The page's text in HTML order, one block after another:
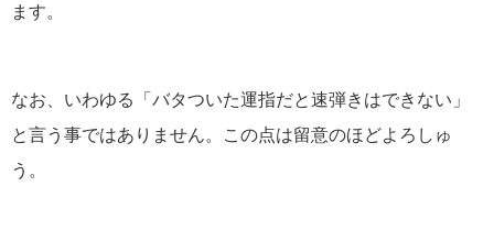
ます。
なお、いわゆる「バタついた運指だと速弾きはできない」
と言う事ではありません。この点は留意のほどよろしゅ
う。